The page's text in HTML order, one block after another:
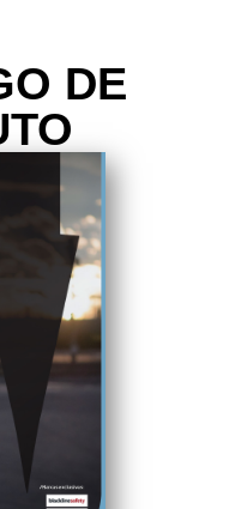
DE